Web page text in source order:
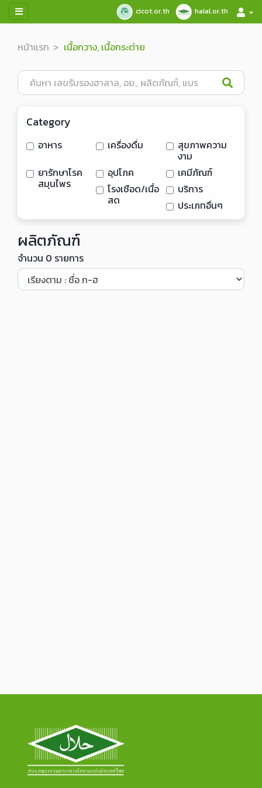
cicot.or.th halal.or.th
หน้าแรก เนื้อกวาง, เนื้อกระต่าย
Category
อาหาร เครื่องดื่ม สุขภาพความ
งาม
ยารักษาโรค
สมุนไพร
อุปโภค
เคมีภัณฑ์
โรงเชือด/เนื้อ
สด
บริการ
ประเภทอื่นๆ
ผลิตภัณฑ์
จำนวน 0 รายการ